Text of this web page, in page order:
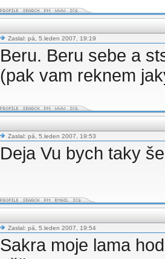
Zaslal: pá, 5.leden 2007, 19:19
Beru. Beru sebe a
(pak vam reknem
Zaslal: pá, 5.leden 2007, 19:53
Deja Vu bych taky
Zaslal: pá, 5.leden 2007, 19:54
Sakra moje lama